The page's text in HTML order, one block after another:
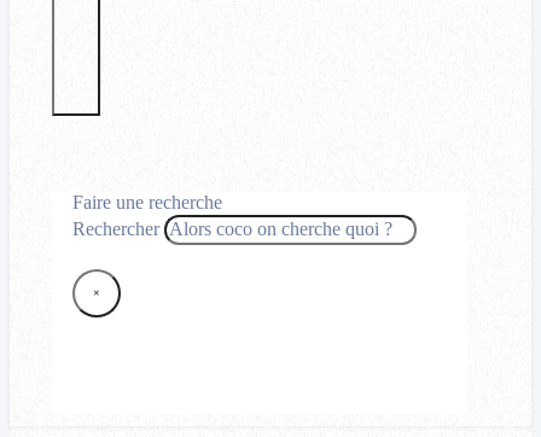
Faire une recherche
Rechercher
×